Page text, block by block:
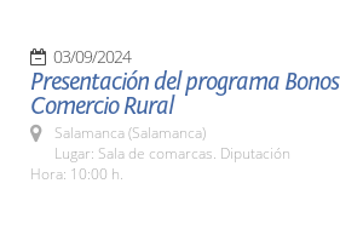
03/09/2024
Presentación del programa Bonos
Comercio Rural
Salamanca (Salamanca)
Lugar: Sala de comarcas. Diputación
Hora: 10:00 h.